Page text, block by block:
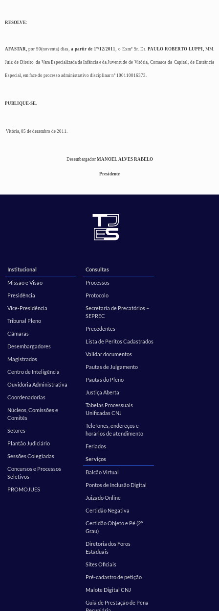
RESOLVE:
AFASTAR,por 90(noventa) dias,a partir de 1º/12/2011, o Exmº Sr. Dr. PAULO ROBERTO LUPPI,MM.
Juiz de Direito da Vara Especializada da Infância e da Juventude de Vitória, Comarca da Capital, de Entrância
Especial, em face do processo administrativo disciplinar nº 100110016373.
PUBLIQUE-SE.
Vitória, 05 de dezembro de 2011.
DesembargadorMANOEL ALVES RABELO
Presidente
Institucional
Missão e Visão
Presidência
Vice-Presidência
Tribunal Pleno
Câmaras
Desembargadores
Magistrados
Centro de Inteligência
Ouvidoria Administrativa
Coordenadorias
Núcleos, Comissões e
Comitês
Setores
Plantão Judiciário
Sessões Colegiadas
Concursos e Processos
Seletivos
PROMOJUES
Consultas
Processos
Protocolo
Secretaria de Precatórios –
SEPREC
Precedentes
Lista de Peritos Cadastrados
Validar documentos
Pautas de Julgamento
Pautas do Pleno
Justiça Aberta
Tabelas Processuais
Unificadas CNJ
Telefones, endereços e
horários de atendimento
Feriados
Serviços
Balcão Virtual
Pontos de Inclusão Digital
Juizado Online
Certidão Negativa
Certidão Objeto e Pé (2º
Grau)
Diretoria dos Foros
Estaduais
Sites Oficiais
Pré-cadastro de petição
Malote Digital CNJ
Guia de Prestação de Pena